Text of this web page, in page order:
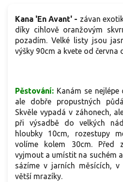
Kana 'En Avant' - závan
díky cihlově oranžovým
pozadím. Velké listy jsou
výšky 90cm a kvete od června
Pěstování: Kanám se
ale dobře propustných
Skvěle vypadá v záhonech,
při výsadbě do velkých
hloubky 10cm, rozestupy
volíme kolem 30cm. Před
vyjmout a umístit na suchém
sázíme v jarních měsících,
větší mrazíky.